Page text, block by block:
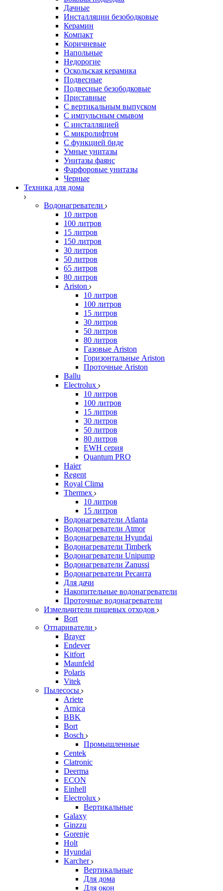
Дачные
Инсталляции безободковые
Керамин
Компакт
Коричневые
Напольные
Недорогие
Оскольская керамика
Подвесные
Подвесные безободковые
Приставные
С вертикальным выпуском
С импульсным смывом
С инсталляцией
С микролифтом
С функцией биде
Умные унитазы
Унитазы фаянс
Фарфоровые унитазы
Черные
Техника для дома
Водонагреватели
10 литров
100 литров
15 литров
150 литров
30 литров
50 литров
65 литров
80 литров
Ariston
10 литров
100 литров
15 литров
30 литров
50 литров
80 литров
Газовые Ariston
Горизонтальные Ariston
Проточные Ariston
Ballu
Electrolux
10 литров
100 литров
15 литров
30 литров
50 литров
80 литров
EWH серия
Quantum PRO
Haier
Regent
Royal Clima
Thermex
10 литров
15 литров
Водонагреватели Atlanta
Водонагреватели Atmor
Водонагреватели Hyundai
Водонагреватели Timberk
Водонагреватели Unipump
Водонагреватели Zanussi
Водонагреватели Ресанта
Для дачи
Накопительные водонагреватели
Проточные водонагреватели
Измельчители пищевых отходов
Bort
Отпариватели
Brayer
Endever
Kitfort
Maunfeld
Polaris
Vitek
Пылесосы
Ariete
Arnica
BBK
Bort
Bosch
Промышленные
Centek
Clatronic
Deerma
ECON
Einhell
Electrolux
Вертикальные
Galaxy
Ginzzu
Gorenje
Holt
Hyundai
Karcher
Вертикальные
Для дома
Для окон